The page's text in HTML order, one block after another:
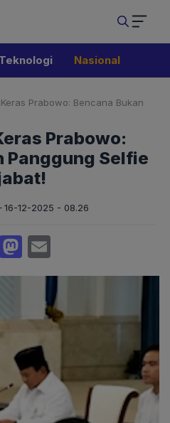
Teknologi Nasional
Prabowo: Bencana Bukan
Prabowo:
Panggung Selfie
16-12-2025 - 08.26
Facebook
Mastodon